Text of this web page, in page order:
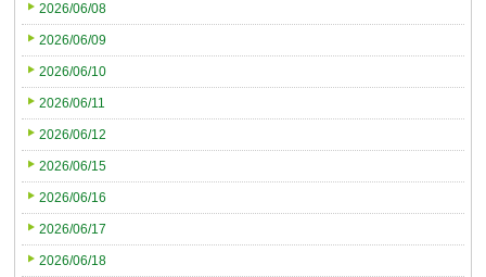
2026/06/08
2026/06/09
2026/06/10
2026/06/11
2026/06/12
2026/06/15
2026/06/16
2026/06/17
2026/06/18